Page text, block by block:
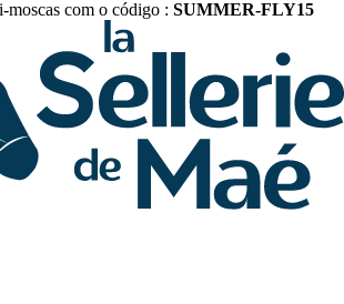
moscas com o código : SUMMER-FLY15